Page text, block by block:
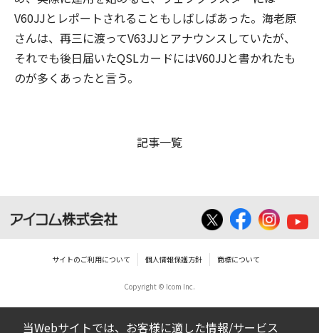
V60JJとレポートされることもしばしばあった。海老原
さんは、再三に渡ってV63JJとアナウンスしていたが、
それでも後日届いたQSLカードにはV60JJと書かれたも
のが多くあったと言う。
記事一覧
サイトのご利用について 個人情報保護方針 商標について
Copyright © Icom Inc.
当Webサイトでは、お客様に適した情報/サービス